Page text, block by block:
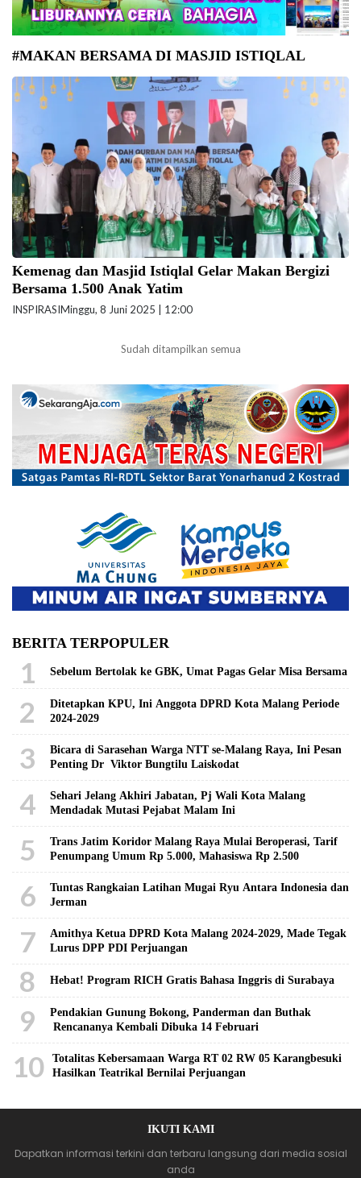
#MAKAN BERSAMA DI MASJID ISTIQLAL
Pemberian simbolis Makan Bergizi Gratis kepada anak yatim di Istiqlal,
Minggu (8/6/2025) hari ini. (foto: kemenag.go.id)
Kemenag dan Masjid Istiqlal Gelar Makan Bergizi
Bersama 1.500 Anak Yatim
INSPIRASIMinggu, 8 Juni 2025 | 12:00
Sudah ditampilkan semua
BERITA TERPOPULER
1 Sebelum Bertolak ke GBK, Umat Pagas Gelar Misa Bersama
2
Ditetapkan KPU, Ini Anggota DPRD Kota Malang Periode
2024-2029
3
Bicara di Sarasehan Warga NTT se-Malang Raya, Ini Pesan
Penting Dr Viktor Bungtilu Laiskodat
4
Sehari Jelang Akhiri Jabatan, Pj Wali Kota Malang
Mendadak Mutasi Pejabat Malam Ini
5
Trans Jatim Koridor Malang Raya Mulai Beroperasi, Tarif
Penumpang Umum Rp 5.000, Mahasiswa Rp 2.500
6
Tuntas Rangkaian Latihan Mugai Ryu Antara Indonesia dan
Jerman
7
Amithya Ketua DPRD Kota Malang 2024-2029, Made Tegak
Lurus DPP PDI Perjuangan
8 Hebat! Program RICH Gratis Bahasa Inggris di Surabaya
9
Pendakian Gunung Bokong, Panderman dan Buthak
Rencananya Kembali Dibuka 14 Februari
10
Totalitas Kebersamaan Warga RT 02 RW 05 Karangbesuki
Hasilkan Teatrikal Bernilai Perjuangan
IKUTI KAMI
Dapatkan informasi terkini dan terbaru langsung dari media sosial
anda